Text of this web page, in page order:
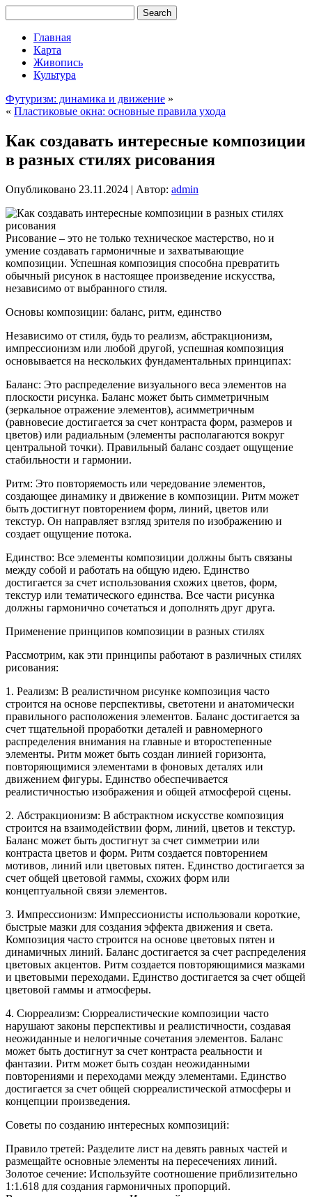
Главная
Карта
Живопись
Культура
Футуризм: динамика и движение »
« Пластиковые окна: основные правила ухода
Как создавать интересные композиции
в разных стилях рисования
Опубликовано 23.11.2024 | Автор: admin
Рисование – это не только техническое мастерство, но и
умение создавать гармоничные и захватывающие
композиции. Успешная композиция способна превратить
обычный рисунок в настоящее произведение искусства,
независимо от выбранного стиля.
Основы композиции: баланс, ритм, единство
Независимо от стиля, будь то реализм, абстракционизм,
импрессионизм или любой другой, успешная композиция
основывается на нескольких фундаментальных принципах:
Баланс: Это распределение визуального веса элементов на
плоскости рисунка. Баланс может быть симметричным
(зеркальное отражение элементов), асимметричным
(равновесие достигается за счет контраста форм, размеров и
цветов) или радиальным (элементы располагаются вокруг
центральной точки). Правильный баланс создает ощущение
стабильности и гармонии.
Ритм: Это повторяемость или чередование элементов,
создающее динамику и движение в композиции. Ритм может
быть достигнут повторением форм, линий, цветов или
текстур. Он направляет взгляд зрителя по изображению и
создает ощущение потока.
Единство: Все элементы композиции должны быть связаны
между собой и работать на общую идею. Единство
достигается за счет использования схожих цветов, форм,
текстур или тематического единства. Все части рисунка
должны гармонично сочетаться и дополнять друг друга.
Применение принципов композиции в разных стилях
Рассмотрим, как эти принципы работают в различных стилях
рисования:
1. Реализм: В реалистичном рисунке композиция часто
строится на основе перспективы, светотени и анатомически
правильного расположения элементов. Баланс достигается за
счет тщательной проработки деталей и равномерного
распределения внимания на главные и второстепенные
элементы. Ритм может быть создан линией горизонта,
повторяющимися элементами в фоновых деталях или
движением фигуры. Единство обеспечивается
реалистичностью изображения и общей атмосферой сцены.
2. Абстракционизм: В абстрактном искусстве композиция
строится на взаимодействии форм, линий, цветов и текстур.
Баланс может быть достигнут за счет симметрии или
контраста цветов и форм. Ритм создается повторением
мотивов, линий или цветовых пятен. Единство достигается за
счет общей цветовой гаммы, схожих форм или
концептуальной связи элементов.
3. Импрессионизм: Импрессионисты использовали короткие,
быстрые мазки для создания эффекта движения и света.
Композиция часто строится на основе цветовых пятен и
динамичных линий. Баланс достигается за счет распределения
цветовых акцентов. Ритм создается повторяющимися мазками
и цветовыми переходами. Единство достигается за счет общей
цветовой гаммы и атмосферы.
4. Сюрреализм: Сюрреалистические композиции часто
нарушают законы перспективы и реалистичности, создавая
неожиданные и нелогичные сочетания элементов. Баланс
может быть достигнут за счет контраста реальности и
фантазии. Ритм может быть создан неожиданными
повторениями и переходами между элементами. Единство
достигается за счет общей сюрреалистической атмосферы и
концепции произведения.
Советы по созданию интересных композиций:
Правило третей: Разделите лист на девять равных частей и
размещайте основные элементы на пересечениях линий.
Золотое сечение: Используйте соотношение приблизительно
1:1.618 для создания гармоничных пропорций.